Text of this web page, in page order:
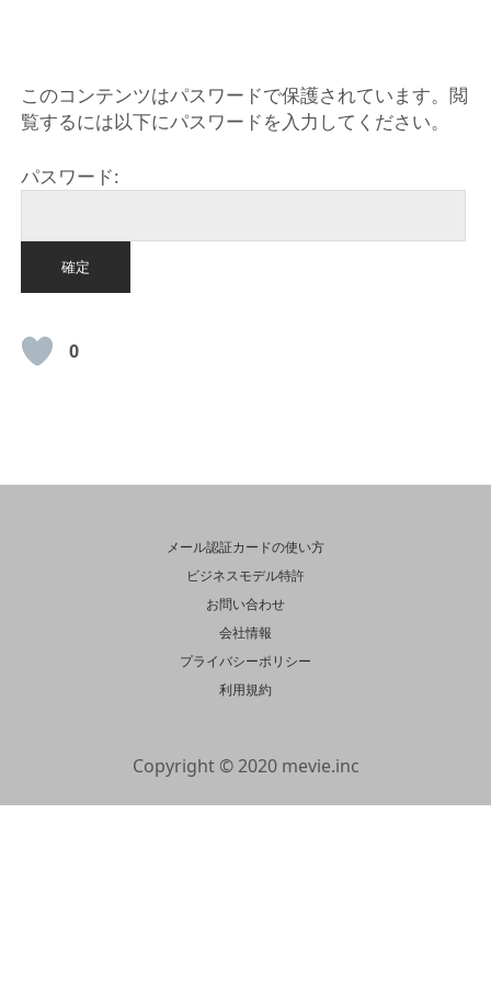
このコンテンツはパスワードで保護されています。閲
覧するには以下にパスワードを入力してください。
パスワード:
0
メール認証カードの使い方
ビジネスモデル特許
お問い合わせ
会社情報
プライバシーポリシー
利用規約
Copyright © 2020 mevie.inc